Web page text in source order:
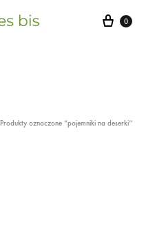
Cart
0
Produkty oznaczone “pojemniki na deserki”